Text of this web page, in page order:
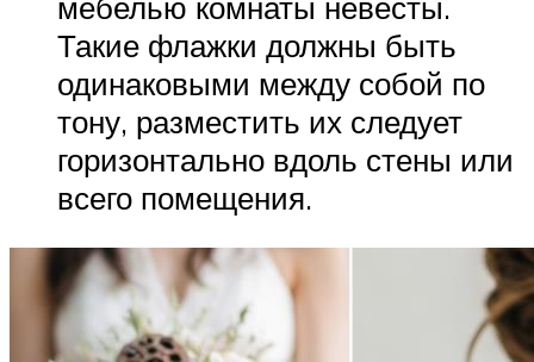
Такие флажки должны быть
одинаковыми между собой по
тону, разместить их следует
горизонтально вдоль стены или
всего помещения.